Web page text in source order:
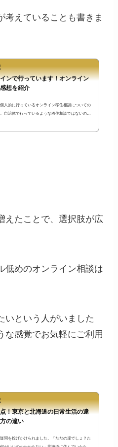
考えていることも書きま
ンで行っています！オンライン
想を紹介
人的に行っているオンライン移住相談についての
自治体で行っているような移住相談ではないので
えたことで、選択肢が広
低めのオンライン相談は
いという人がいました
な感覚でお気軽にご利用
！東京と北海道の日常生活の違
の違い
問を投げかけられました。「ただの崖でしょ？た